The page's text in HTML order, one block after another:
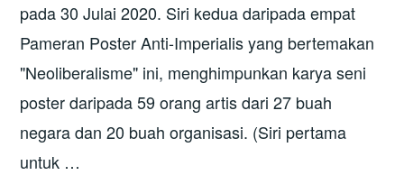
pada 30 Julai 2020. Siri kedua daripada empat
Pameran Poster Anti-Imperialis yang bertemakan
"Neoliberalisme" ini, menghimpunkan karya seni
poster daripada 59 orang artis dari 27 buah
negara dan 20 buah organisasi. (Siri pertama
untuk …